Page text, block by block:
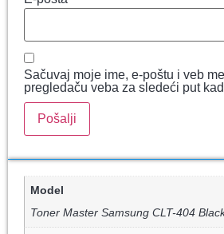
Sačuvaj moje ime, e-poštu i veb
pregledaču veba za sledeći put
Model
Toner Master Samsung CLT-404